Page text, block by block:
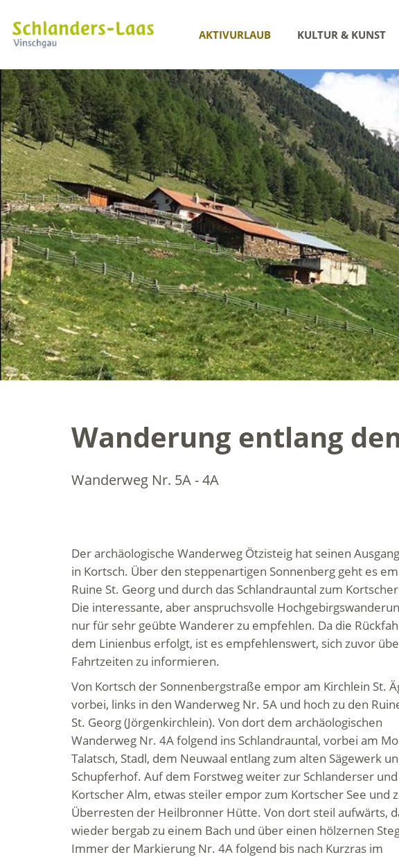
AKTIVURLAUB KULTUR & KUNST
Wanderung entlang
Wanderweg Nr. 5A - 4A
Der archäologische Wanderweg Ötzisteig hat seinen
in Kortsch. Über den steppenartigen Sonnenberg geht es
Ruine St. Georg und durch das Schlandrauntal zum
Die interessante, aber anspruchsvolle
nur für sehr geübte Wanderer zu empfehlen. Da die
dem Linienbus erfolgt, ist es empfehlenswert, sich zuvor
Fahrtzeiten zu informieren.
Von Kortsch der Sonnenbergstraße empor am Kirchlein St.
vorbei, links in den Wanderweg Nr. 5A und hoch zu den
St. Georg (Jörgenkirchlein). Von dort dem archäologischen
Wanderweg Nr. 4A folgend ins Schlandrauntal, vorbei am
Talatsch, Stadl, dem Neuwaal entlang zum alten Sägewerk
Schupferhof. Auf dem Forstweg weiter zur Schlanderser und
Kortscher Alm, etwas steiler empor zum Kortscher See und
Überresten der Heilbronner Hütte. Von dort steil aufwärts,
wieder bergab zu einem Bach und über einen hölzernen
Immer der Markierung Nr. 4A folgend bis nach Kurzras im